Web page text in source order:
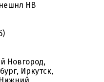
НВ
Новгород,
Иркутск,